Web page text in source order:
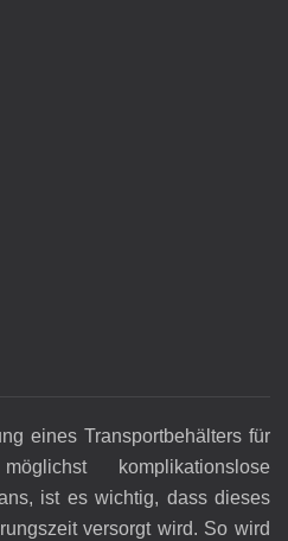
eines Transportbehälters für
komplikationslose
ist es wichtig, dass dieses
versorgt wird. So wird